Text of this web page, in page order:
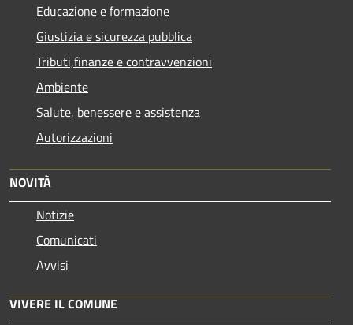
Educazione e formazione
Giustizia e sicurezza pubblica
Tributi,finanze e contravvenzioni
Ambiente
Salute, benessere e assistenza
Autorizzazioni
NOVITÀ
Notizie
Comunicati
Avvisi
VIVERE IL COMUNE